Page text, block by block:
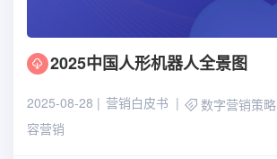
2025中国人形机器人全景图
2025-08-28 营销白皮书 数字营销策略
容营销